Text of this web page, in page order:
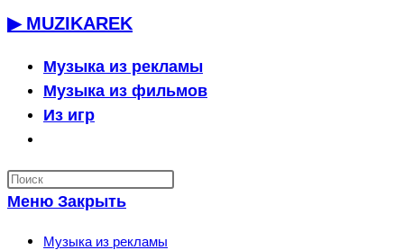
Перейти
содержимому
▶ MUZIKAREK
Музыка из рекламы
Музыка из фильмов
Из игр
по
веб-
сайту
Меню Закрыть
Музыка из рекламы